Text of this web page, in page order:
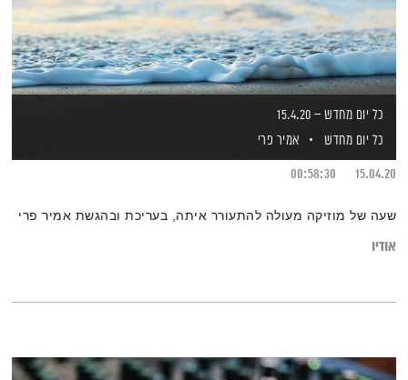
כל יום מחדש – 15.4.20
כל יום מחדש
אמיר פרי
15.04.20
00:58:30
שעה של מוזיקה מעולה להתעורר איתה, בעריכת ובהגשת אמיר פרי
אודיו